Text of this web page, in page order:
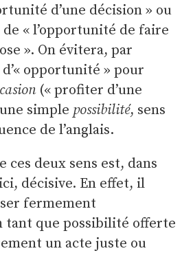
d’une décision » ou
« l’opportunité de faire
». On évitera, par
opportunité » pour
(« profiter d’une
simple possibilité, sens
de l’anglais.
ces deux sens est, dans
décisive. En effet, il
fermement
tant que possibilité offerte
un acte juste ou